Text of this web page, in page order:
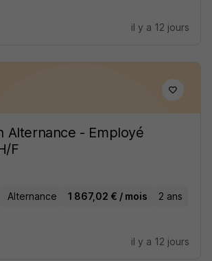
il y a 12 jours
Alternance - Employé
F
Alternance 1 867,02 € / mois 2 ans
il y a 12 jours